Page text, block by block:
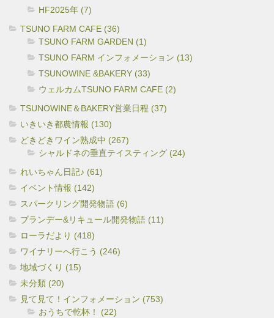
HF2025年 (7)
TSUNO FARM CAFE (36)
TSUNO FARM GARDEN (1)
TSUNO FARM インフォメーション (13)
TSUNOWINE &BAKERY (33)
ウェルカムTSUNO FARM CAFE (2)
TSUNOWINE＆BAKERY営業日程 (37)
いきいき都農情報 (130)
どきどきワイン熟成中 (267)
シャルドネの垂直テイスティング (24)
れいちゃん日記♪ (61)
イベント情報 (142)
スパークリング開発物語 (6)
ブランデー&リキュール開発物語 (11)
ローラだより (418)
ワイナリーへ行こう (246)
地域づくり (15)
未分類 (20)
見て見て！インフォメーション (753)
おうちで乾杯！ (22)